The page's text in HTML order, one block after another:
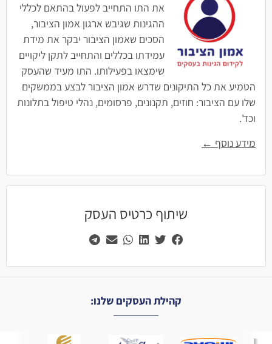
את התו התחייב לפעול בהתאם לכללי
ההגינות שגיבש ארגון אמון הציבור,
הסכים שאמון הציבור יבקר את מידת
עמידתו בכללים והתחייב לתקן ליקויים
שימצאו בפעילותו. התו מעיד שהעסק
הטמיע את כל התיקונים שדרש אמון הציבור לבצע בממשקים
שלו עם הציבור: חוזים, תקנונים, פרסומים, נהלי טיפול בתלונות
וכד'.
מידע נוסף ←
שיתוף כרטיס העסק
קהילת העסקים שלנו: